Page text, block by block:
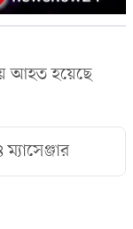
আহত হয়েছে